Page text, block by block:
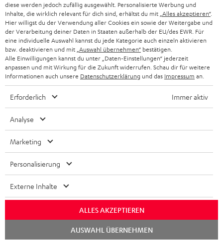
KOPFHÖRER
BLUETOOTH-KOPFHÖRER
STEREOANLAGEN
LAUTSPRECHER
ULTIMA-SERIE
IN-EAR-KOPFHÖRER
FANSHOP
NEUHEITEN
BLOG
NEWSLETTER
STORES
DEINE VORTEILE BEI TEUFEL
UNSER MANAGEMENT
NACHHALTIGKEIT
UNSERE WERTE
BILDUNGSRABATT
NIEDERLANDE
BELGIEN
FRANKREICH
POLEN
SPANIEN
ITALIEN
Technische Änderungen, Tippfehler und Irrtum vorbehalten. Das auf unseren
Fotos abgebildete Zubehör ist nicht im Lieferumfang enthalten. Etwaige
Entsorgungsgebühren für Batterien sind im Preis inbegriffen.
Datenschutz Daten-Einstellungen
Vertrag widerrufen
diese werden jedoch zufällig ausgewählt. Personalisierte Werbung und
Inhalte, die wirklich relevant für dich sind, erhältst du mit „Alles akzeptieren“.
Hier willigst du der Verwendung aller Cookies ein sowie der Weitergabe und
der Verarbeitung deiner Daten in Staaten außerhalb der EU/des EWR. Für
eine individuelle Auswahl kannst du jede Kategorie auch einzeln aktivieren
bzw. deaktivieren und mit „Auswahl übernehmen“ bestätigen.
Alle Einwilligungen kannst du unter „Daten-Einstellungen“ jederzeit
anpassen und mit Wirkung für die Zukunft widerrufen. Schau dir für weitere
Informationen auch unsere Datenschutzerklärung und das Impressum an.
Erforderlich Immer aktiv
Analyse
Marketing
Personalisierung
Externe Inhalte
ALLES AKZEPTIEREN
AUSWAHL ÜBERNEHMEN